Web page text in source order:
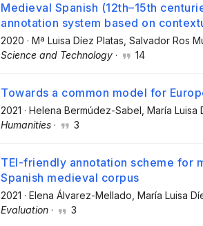
Medieval Spanish (12th–15th
annotation system based on
2020 · Mª Luisa Díez Platas , Salvador Ros
Science and Technology · 14
Towards a common model for
2021 · Helena Bermúdez-Sabel , María
Humanities · 3
TEI-friendly annotation scheme for
Spanish medieval corpus
2021 · Elena Álvarez-Mellado , María Luisa
Evaluation · 3